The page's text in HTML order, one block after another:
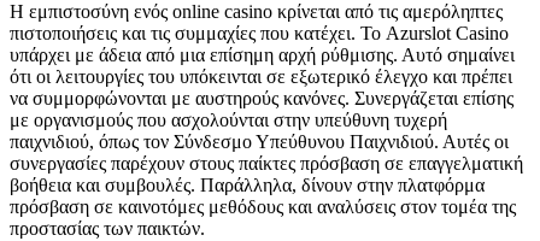
Η εμπιστοσύνη ενός online casino κρίνεται από τις αμερόληπτες
πιστοποιήσεις και τις συμμαχίες που κατέχει. Το Azurslot Casino
υπάρχει με άδεια από μια επίσημη αρχή ρύθμισης. Αυτό σημαίνει
ότι οι λειτουργίες του υπόκεινται σε εξωτερικό έλεγχο και πρέπει
να συμμορφώνονται με αυστηρούς κανόνες. Συνεργάζεται επίσης
με οργανισμούς που ασχολούνται στην υπεύθυνη τυχερή
παιχνιδιού, όπως τον Σύνδεσμο Υπεύθυνου Παιχνιδιού. Αυτές οι
συνεργασίες παρέχουν στους παίκτες πρόσβαση σε επαγγελματική
βοήθεια και συμβουλές. Παράλληλα, δίνουν στην πλατφόρμα
πρόσβαση σε καινοτόμες μεθόδους και αναλύσεις στον τομέα της
προστασίας των παικτών.